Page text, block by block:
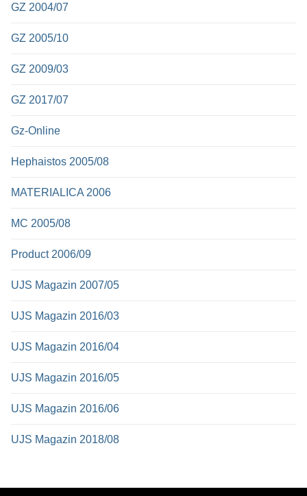
GZ 2004/07
GZ 2005/10
GZ 2009/03
GZ 2017/07
Gz-Online
Hephaistos 2005/08
MATERIALICA 2006
MC 2005/08
Product 2006/09
UJS Magazin 2007/05
UJS Magazin 2016/03
UJS Magazin 2016/04
UJS Magazin 2016/05
UJS Magazin 2016/06
UJS Magazin 2018/08